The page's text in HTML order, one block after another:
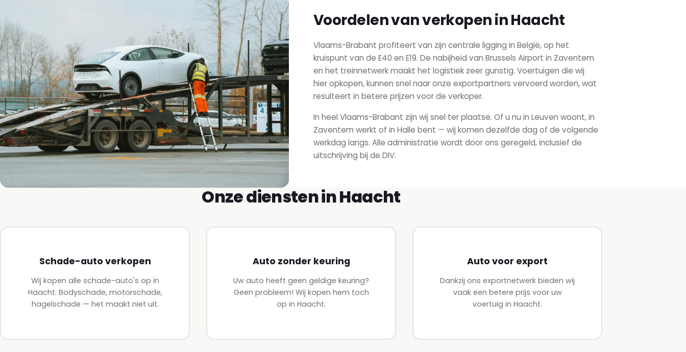
Voordelen van verkopen in Haacht
Vlaams-Brabant profiteert van zijn centrale ligging in België, op het
kruispunt van de E40 en E19. De nabijheid van Brussels Airport in Zaventem
en het treinnetwerk maakt het logistiek zeer gunstig. Voertuigen die wij
hier opkopen, kunnen snel naar onze exportpartners vervoerd worden, wat
resulteert in betere prijzen voor de verkoper.
In heel Vlaams-Brabant zijn wij snel ter plaatse. Of u nu in Leuven woont, in
Zaventem werkt of in Halle bent — wij komen dezelfde dag of de volgende
werkdag langs. Alle administratie wordt door ons geregeld, inclusief de
uitschrijving bij de DIV.
Onze diensten in Haacht
Schade-auto verkopen
Wij kopen alle schade-auto's op in
Haacht. Bodyschade, motorschade,
hagelschade — het maakt niet uit.
Auto zonder keuring
Uw auto heeft geen geldige keuring?
Geen probleem! Wij kopen hem toch
op in Haacht.
Auto voor export
Dankzij ons exportnetwerk bieden wij
vaak een betere prijs voor uw
voertuig in Haacht.